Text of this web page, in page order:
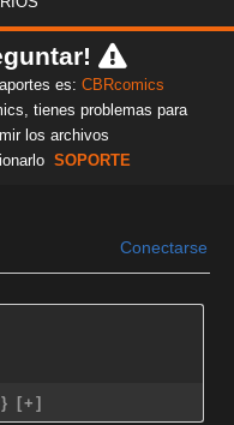
es: CBRcomics
tienes problemas para
los archivos
SOPORTE
Conectarse
[+]